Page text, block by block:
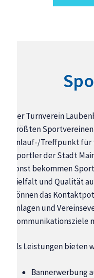
Der Turnverein
größten
Anlauf-/Treffpunkt
Sportler der Stadt
sonst bekommen
Vielfalt und Qualität
können das
Anlagen und
Kommunikationsziele
Als Leistungen bieten
Bannerwerbung